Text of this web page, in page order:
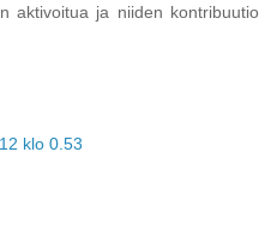
aktivoitua ja niiden kontribuutio
klo 0.53